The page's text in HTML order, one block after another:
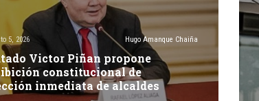
5, 2026 Hugo Amanque Chaiña
Victor Piñan propone
constitucional de
inmediata de alcaldes